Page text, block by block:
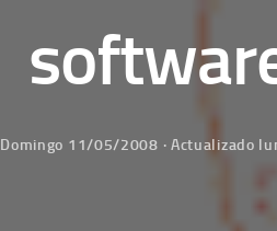
Domingo 11/05/2008 · Actualizado